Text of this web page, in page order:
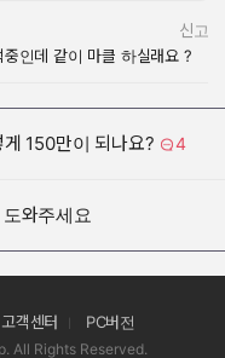
신고
인데 같이 마클 하실래요 ?
150만이 되나요? 4
와주세요
고객센터 PC버전
All Rights Reserved.